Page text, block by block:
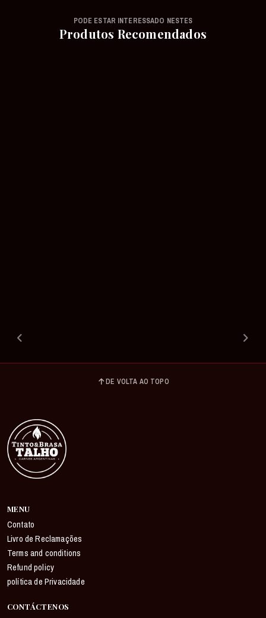
PODE ESTAR INTERESSADO NESTES
Produtos Recomendados
DE VOLTA AO TOPO
MENU
Contato
Livro de Reclamações
Terms and conditions
Refund policy
política de Privacidade
CONTÁCTENOS